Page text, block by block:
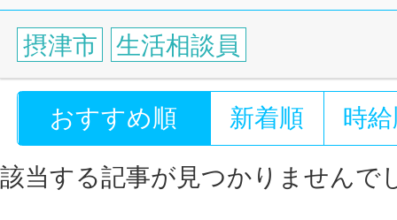
摂津市 生活相談員
おすすめ順 新着順 時
該当する記事が見つかりませんで